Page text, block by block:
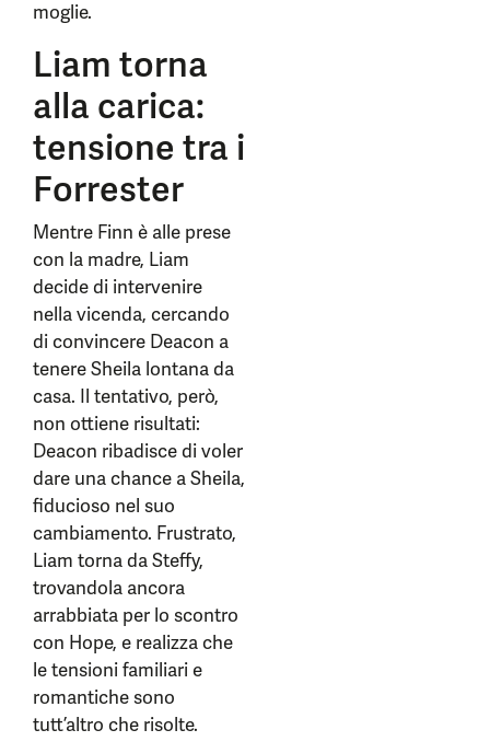
moglie.
Liam torna
alla carica:
tensione tra i
Forrester
Mentre Finn è alle prese
con la madre, Liam
decide di intervenire
nella vicenda, cercando
di convincere Deacon a
tenere Sheila lontana da
casa. Il tentativo, però,
non ottiene risultati:
Deacon ribadisce di voler
dare una chance a Sheila,
fiducioso nel suo
cambiamento. Frustrato,
Liam torna da Steffy,
trovandola ancora
arrabbiata per lo scontro
con Hope, e realizza che
le tensioni familiari e
romantiche sono
tutt’altro che risolte.